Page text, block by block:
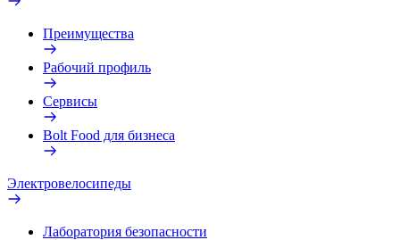
Преимущества
Рабочий профиль
Сервисы
Bolt Food для бизнеса
Электровелосипеды
Лаборатория безопасности